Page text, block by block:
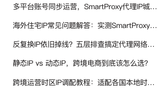
多平台账号同步运营，SmartProxy代理IP城市定位功能有哪些实用价值
海外住宅IP常见问题解答：实测SmartProxy使用经验分享
反复换IP依旧掉线？五层排查搞定代理网络异常
静态IP vs 动态IP，跨境电商到底该怎么选？
跨境运营时区IP调配教程：适配各国本地时区设置方法